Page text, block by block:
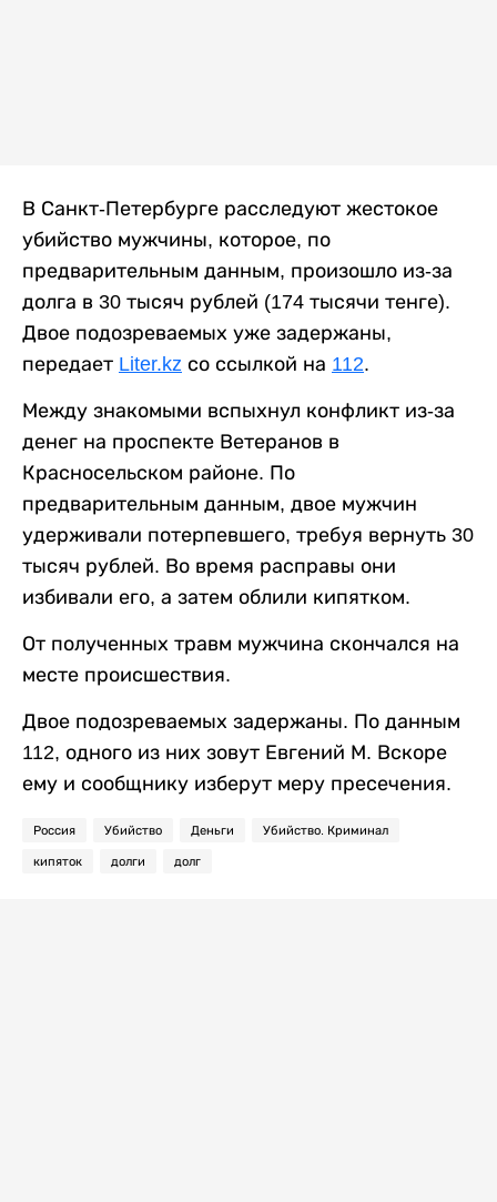
В Санкт-Петербурге расследуют жестокое
убийство мужчины, которое, по
предварительным данным, произошло из-за
долга в 30 тысяч рублей (174 тысячи тенге).
Двое подозреваемых уже задержаны,
передает Liter.kz со ссылкой на 112.
Между знакомыми вспыхнул конфликт из-за
денег на проспекте Ветеранов в
Красносельском районе. По
предварительным данным, двое мужчин
удерживали потерпевшего, требуя вернуть 30
тысяч рублей. Во время расправы они
избивали его, а затем облили кипятком.
От полученных травм мужчина скончался на
месте происшествия.
Двое подозреваемых задержаны. По данным
112, одного из них зовут Евгений М. Вскоре
ему и сообщнику изберут меру пресечения.
Россия Убийство Деньги Убийство. Криминал
кипяток долги долг